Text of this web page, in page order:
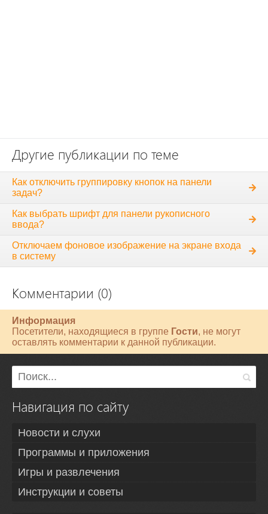
Другие публикации по теме
Как отключить группировку кнопок на панели
задач?
Как выбрать шрифт для панели рукописного
ввода?
Отключаем фоновое изображение на экране входа
в систему
Комментарии (0)
Информация
Посетители, находящиеся в группе Гости, не могут
оставлять комментарии к данной публикации.
Навигация по сайту
Новости и слухи
Программы и приложения
Игры и развлечения
Инструкции и советы